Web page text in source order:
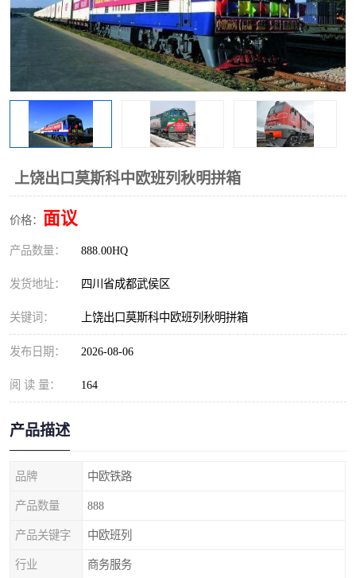
上饶出口莫斯科中欧班列秋明拼箱
价格： 面议
产品数量： 888.00HQ
发货地址： 四川省成都武侯区
关键词： 上饶出口莫斯科中欧班列秋明拼箱
发布日期： 2026-08-06
阅 读 量： 164
产品描述
品牌 中欧铁路
产品数量 888
产品关键字 中欧班列
行业 商务服务
中俄班列莫斯科